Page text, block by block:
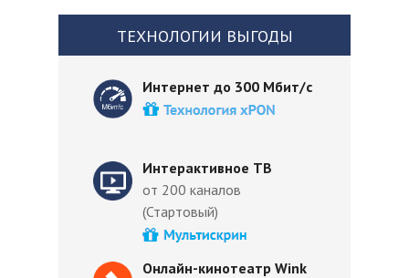
Интерактивное ТВ
от 200 каналов
(Стартовый)
ТЕХНОЛОГИИ ВЫГОДЫ
Онлайн-кинотеатр Wink
Интернет до 300 Мбит/с